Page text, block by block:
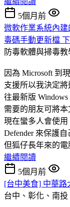
5個月前
微軟作業系統內建
毒碼手動更新檔
防毒軟體與掃毒教
因為 Microsoft 到
支援所以我決定
往最新版
需要的朋友可將
現在蠻多人會使用
Defender 來保護
但狐仔長年來的
繼續閱讀
5個月前
[台中美食] 中華路
台中、彰化、南投